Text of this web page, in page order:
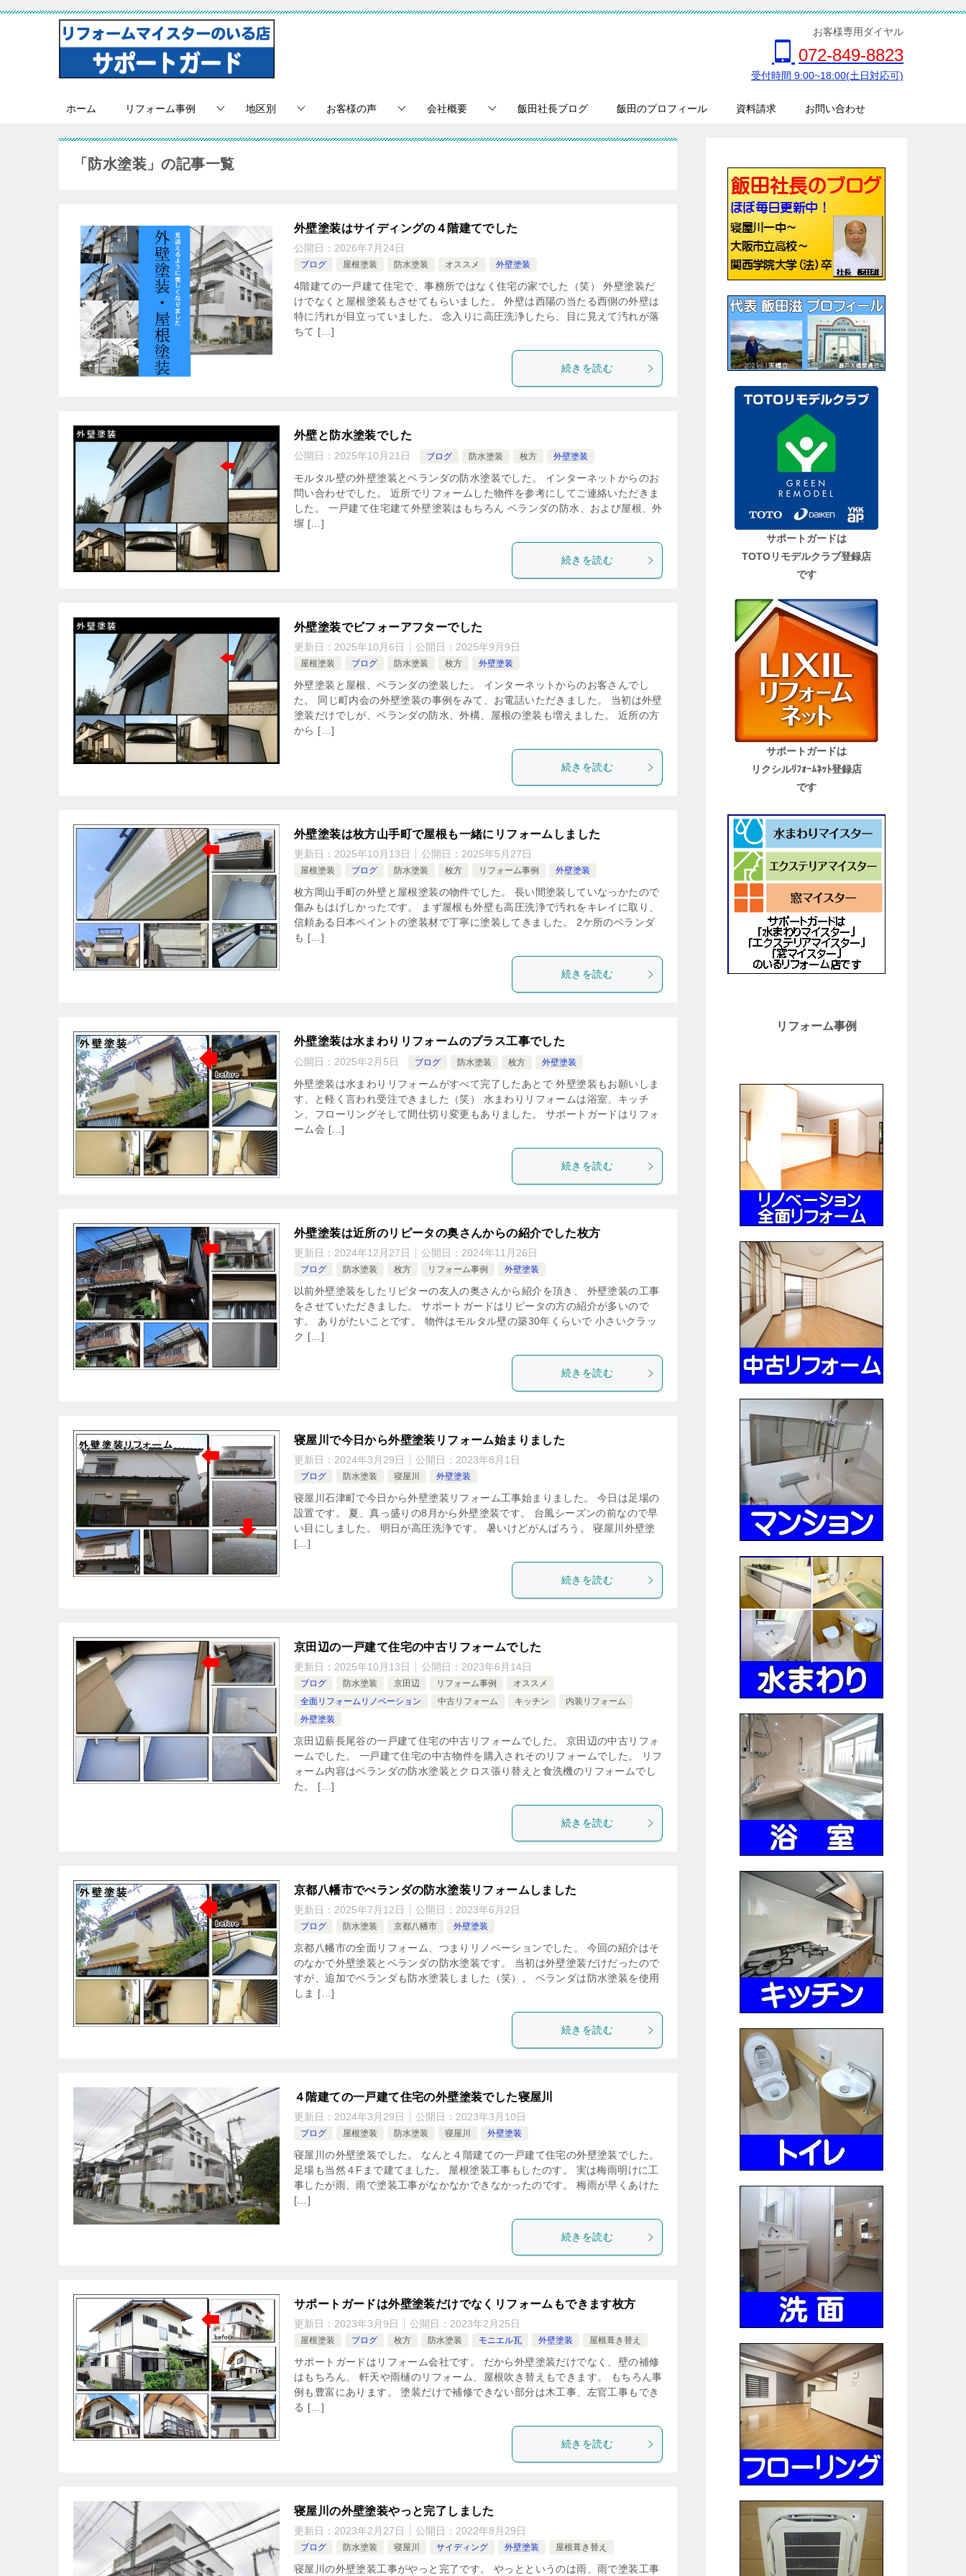
お客様専用ダイヤル
072-849-8823
受付時間 9:00~18:00(土日対応可)
ホーム リフォーム事例 地区別 お客様の声 会社概要 飯田社長ブログ 飯田のプロフィール 資料請求 お問い合わせ
「防水塗装」の記事一覧
外壁塗装はサイディングの４階建てでした
公開日： 2026年7月24日
ブログ 屋根塗装 防水塗装 オススメ 外壁塗装
4階建ての一戸建て住宅で、事務所ではなく住宅の家でした（笑） 外壁塗装だ
けでなくと屋根塗装もさせてもらいました。 外壁は西陽の当たる西側の外壁は
特に汚れが目立っていました。 念入りに高圧洗浄したら、目に見えて汚れが落
ちて […]
続きを読む
外壁と防水塗装でした
公開日： 2025年10月21日 ブログ 防水塗装 枚方 外壁塗装
モルタル壁の外壁塗装とベランダの防水塗装でした。 インターネットからのお
問い合わせでした。 近所でリフォームした物件を参考にしてご連絡いただきま
した。 一戸建て住宅建て外壁塗装はもちろん ベランダの防水、および屋根、外
塀 […]
続きを読む
外壁塗装でビフォーアフターでした
更新日： 2025年10月6日 公開日： 2025年9月9日
屋根塗装 ブログ 防水塗装 枚方 外壁塗装
外壁塗装と屋根、ベランダの塗装した。 インターネットからのお客さんでし
た。 同じ町内会の外壁塗装の事例をみて、お電話いただきました。 当初は外壁
塗装だけでしが、ベランダの防水、外構、屋根の塗装も増えました。 近所の方
から […]
続きを読む
外壁塗装は枚方山手町で屋根も一緒にリフォームしました
更新日： 2025年10月13日 公開日： 2025年5月27日
屋根塗装 ブログ 防水塗装 枚方 リフォーム事例 外壁塗装
枚方岡山手町の外壁と屋根塗装の物件でした。 長い間塗装していなっかたので
傷みもはげしかったです。 まず屋根も外壁も高圧洗浄で汚れをキレイに取り、
信頼ある日本ペイントの塗装材で丁寧に塗装してきました。 2ケ所のベランダ
も […]
続きを読む
外壁塗装は水まわりリフォームのプラス工事でした
公開日： 2025年2月5日 ブログ 防水塗装 枚方 外壁塗装
外壁塗装は水まわりリフォームがすべて完了したあとで 外壁塗装もお願いしま
す、と軽く言われ受注できました（笑） 水まわりリフォームは浴室、キッチ
ン、フローリングそして間仕切り変更もありました。 サポートガードはリフォ
ーム会 […]
続きを読む
外壁塗装は近所のリピータの奥さんからの紹介でした枚方
更新日： 2024年12月27日 公開日： 2024年11月26日
ブログ 防水塗装 枚方 リフォーム事例 外壁塗装
以前外壁塗装をしたリピターの友人の奥さんから紹介を頂き、 外壁塗装の工事
をさせていただきました。 サポートガードはリピータの方の紹介が多いので
す。 ありがたいことです。 物件はモルタル壁の築30年くらいで 小さいクラッ
ク […]
続きを読む
寝屋川で今日から外壁塗装リフォーム始まりました
更新日： 2024年3月29日 公開日： 2023年8月1日
ブログ 防水塗装 寝屋川 外壁塗装
寝屋川石津町で今日から外壁塗装リフォーム工事始まりました。 今日は足場の
設置です。 夏、真っ盛りの8月から外壁塗装です。 台風シーズンの前なので早
い目にしました。 明日が高圧洗浄です。 暑いけどがんばろう。 寝屋川外壁塗
[…]
続きを読む
京田辺の一戸建て住宅の中古リフォームでした
更新日： 2025年10月13日 公開日： 2023年6月14日
ブログ 防水塗装 京田辺 リフォーム事例
オススメ
全面リフォームリノベーション
中古リフォーム キッチン
内装リフォーム
外壁塗装
京田辺薪長尾谷の一戸建て住宅の中古リフォームでした。 京田辺の中古リフォ
ームでした。 一戸建て住宅の中古物件を購入されそのリフォームでした。 リフ
ォーム内容はベランダの防水塗装とクロス張り替えと食洗機のリフォームでし
た。 […]
続きを読む
京都八幡市でべランダの防水塗装リフォームしました
更新日： 2025年7月12日 公開日： 2023年6月2日
ブログ 防水塗装 京都八幡市 外壁塗装
京都八幡市の全面リフォーム、つまりリノベーションでした。 今回の紹介はそ
のなかで外壁塗装とベランダの防水塗装です。 当初は外壁塗装だけだったので
すが、追加でベランダも防水塗装しました（笑）。 ベランダは防水塗装を使用
しま […]
続きを読む
４階建ての一戸建て住宅の外壁塗装でした寝屋川
更新日： 2024年3月29日 公開日： 2023年3月10日
ブログ 屋根塗装 防水塗装 寝屋川 外壁塗装
寝屋川の外壁塗装でした。 なんと４階建ての一戸建て住宅の外壁塗装でした。
足場も当然４Fまで建てました。 屋根塗装工事もしたのす。 実は梅雨明けに工
事したが雨、雨で塗装工事がなかなかできなかったのです。 梅雨が早くあけた
[…]
続きを読む
サポートガードは外壁塗装だけでなくリフォームもできます枚方
更新日： 2023年3月9日 公開日： 2023年2月25日
屋根塗装 ブログ 枚方 防水塗装 モニエル瓦 外壁塗装 屋根葺き替え
サポートガードはリフォーム会社です。 だから外壁塗装だけでなく、壁の補修
はもちろん、 軒天や雨樋のリフォーム、屋根吹き替えもできます。 もちろん事
例も豊富にあります。 塗装だけで補修できない部分は木工事、左官工事もでき
る […]
続きを読む
寝屋川の外壁塗装やっと完了しました
更新日： 2023年2月27日 公開日： 2022年8月29日
ブログ 防水塗装 寝屋川 サイディング 外壁塗装 屋根葺き替え
寝屋川の外壁塗装工事がやっと完了です。 やっとというのは雨、雨で塗装工事
サポートガードは
TOTOリモデルクラブ登録店
です
サポートガードは
リクシルﾘﾌｫｰﾑﾈｯﾄ登録店
です
リフォーム事例